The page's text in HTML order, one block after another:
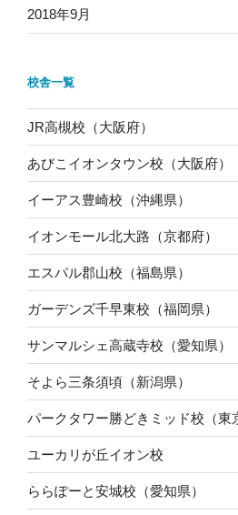
2018年9月
校舎一覧
JR高槻校（大阪府）
あびこイオンタウン校（大阪府）
イーアス豊崎校（沖縄県）
イオンモール北大路（京都府）
エスパル郡山校（福島県）
ガーデンズ千早東校（福岡県）
サンマルシェ高蔵寺校（愛知県）
そよら三条須頃（新潟県）
パークタワー勝どきミッド校（東
ユーカリが丘イオン校
ららぽーと安城校（愛知県）